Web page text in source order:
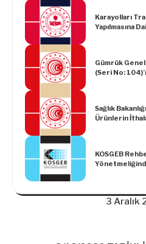
Karayolları
Yapılmasına
Gümrük
(Seri No:
Sağlık
Ürünlerin
KOSGEB
3 Aralık